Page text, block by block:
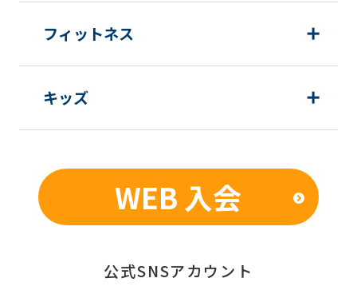
フィットネス
キッズ
WEB 入会
公式SNSアカウント